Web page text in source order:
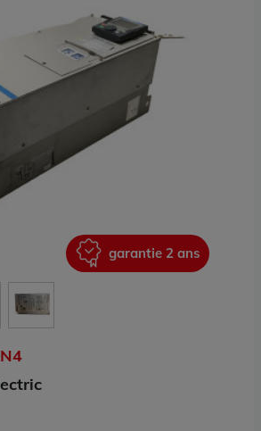
garantie 2 ans